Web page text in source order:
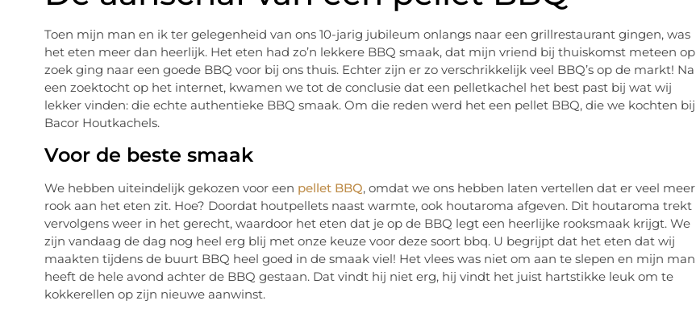
Toen mijn man en ik ter gelegenheid van ons 10-jarig jubileum onlangs naar een grillrestaurant gingen, was
het eten meer dan heerlijk. Het eten had zo’n lekkere BBQ smaak, dat mijn vriend bij thuiskomst meteen op
zoek ging naar een goede BBQ voor bij ons thuis. Echter zijn er zo verschrikkelijk veel BBQ’s op de markt! Na
een zoektocht op het internet, kwamen we tot de conclusie dat een pelletkachel het best past bij wat wij
lekker vinden: die echte authentieke BBQ smaak. Om die reden werd het een pellet BBQ, die we kochten bij
Bacor Houtkachels.
Voor de beste smaak
We hebben uiteindelijk gekozen voor een pellet BBQ, omdat we ons hebben laten vertellen dat er veel meer
rook aan het eten zit. Hoe? Doordat houtpellets naast warmte, ook houtaroma afgeven. Dit houtaroma trekt
vervolgens weer in het gerecht, waardoor het eten dat je op de BBQ legt een heerlijke rooksmaak krijgt. We
zijn vandaag de dag nog heel erg blij met onze keuze voor deze soort bbq. U begrijpt dat het eten dat wij
maakten tijdens de buurt BBQ heel goed in de smaak viel! Het vlees was niet om aan te slepen en mijn man
heeft de hele avond achter de BBQ gestaan. Dat vindt hij niet erg, hij vindt het juist hartstikke leuk om te
kokkerellen op zijn nieuwe aanwinst.